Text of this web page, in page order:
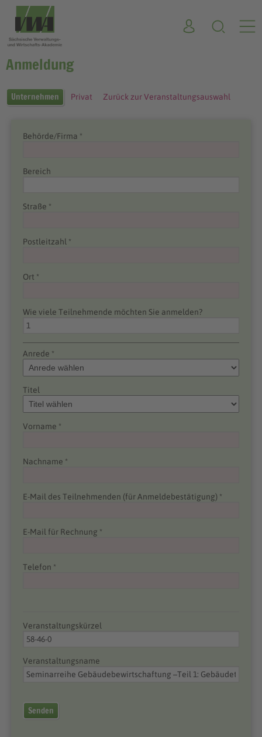
Anmeldung
Unternehmen Privat Zurück zur Veranstaltungsauswahl
Behörde/Firma *
Bereich
Straße *
Postleitzahl *
Ort *
Wie viele Teilnehmende möchten Sie anmelden?
Anrede *
Titel
Vorname *
Nachname *
E-Mail des Teilnehmenden (für Anmeldebestätigung) *
E-Mail für Rechnung *
Telefon *
Veranstaltungskürzel
Veranstaltungsname
Senden